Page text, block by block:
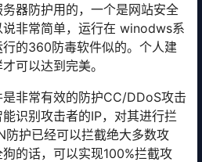
器防护用的，一个是网站安全
非常简单，运行在 winodws系
的360防毒软件似的。个人建
可以达到完美。
非常有效的防护CC/DDoS攻击
识别攻击者的IP，对其进行拦
护已经可以拦截绝大多数攻
的话，可以实现100%拦截攻